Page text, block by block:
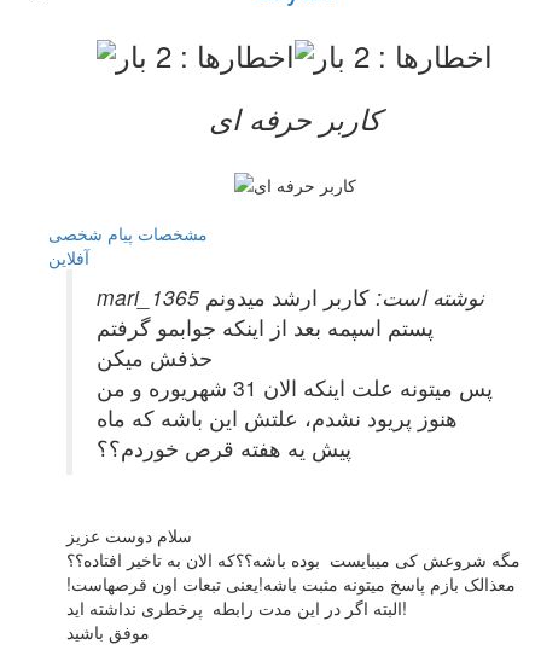
کاربر حرفه ای
مشخصات پیام شخصی
آفلاين
mari_1365 نوشته است: کاربر ارشد میدونم
پستم اسپمه بعد از اینکه جوابمو گرفتم
حذفش میکن
پس میتونه علت اینکه الان 31 شهریوره و من
هنوز پریود نشدم، علتش این باشه که ماه
پیش یه هفته قرص خوردم؟؟
سلام دوست عزیز
مگه شروعش کی میبایست بوده باشه؟؟که الان به تاخیر افتاده؟؟
معذالک بازم پاسخ میتونه مثبت باشه!یعنی تبعات اون قرصهاست!
البته اگر در این مدت رابطه پرخطری نداشته اید!
موفق باشید